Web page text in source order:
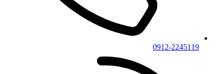
0912-2245119